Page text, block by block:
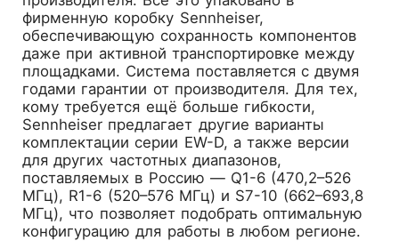
фирменную коробку Sennheiser,
обеспечивающую сохранность компонентов
даже при активной транспортировке между
площадками. Система поставляется с двумя
годами гарантии от производителя. Для тех,
кому требуется ещё больше гибкости,
Sennheiser предлагает другие варианты
комплектации серии EW-D, а также версии
для других частотных диапазонов,
поставляемых в Россию — Q1-6 (470,2–526
МГц), R1-6 (520–576 МГц) и S7-10 (662–693,8
МГц), что позволяет подобрать оптимальную
конфигурацию для работы в любом регионе.